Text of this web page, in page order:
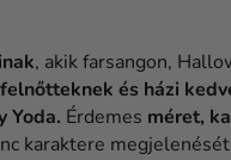
, akik farsangon,
és házi
Yoda. Érdemes méret,
karaktere